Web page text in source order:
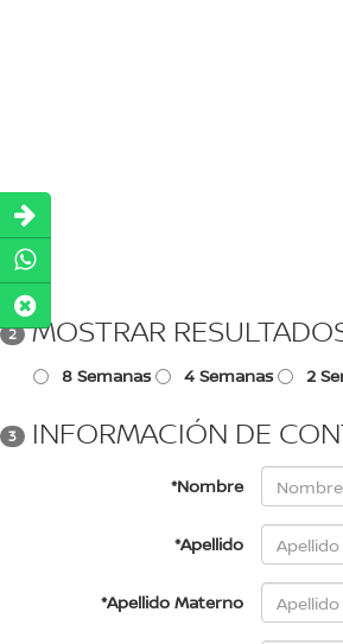
2 MOSTRAR
8 Semanas 4 Semanas 2
3 INFORMACIÓN DE
*Nombre
*Apellido
*Apellido Materno